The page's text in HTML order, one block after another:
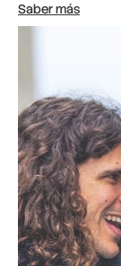
Saber más